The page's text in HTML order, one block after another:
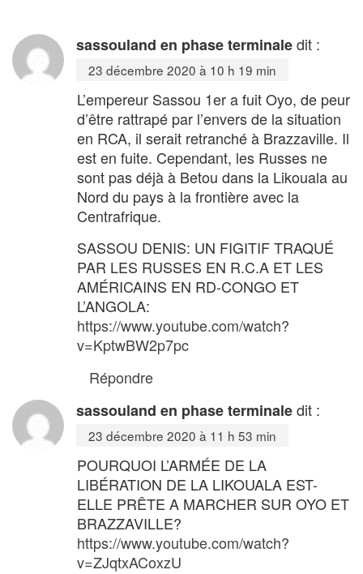
sassouland en phase terminaledit :
23 décembre 2020 à 10 h 19 min
L’empereur Sassou 1er a fuit Oyo, de peur
d’être rattrapé par l’envers de la situation
en RCA, il serait retranché à Brazzaville. Il
est en fuite. Cependant, les Russes ne
sont pas déjà à Betou dans la Likouala au
Nord du pays à la frontière avec la
Centrafrique.
SASSOU DENIS: UN FIGITIF TRAQUÉ
PAR LES RUSSES EN R.C.A ET LES
AMÉRICAINS EN RD-CONGO ET
L’ANGOLA:
https://www.youtube.com/watch?
v=KptwBW2p7pc
Répondre
sassouland en phase terminaledit :
23 décembre 2020 à 11 h 53 min
POURQUOI L’ARMÉE DE LA
LIBÉRATION DE LA LIKOUALA EST-
ELLE PRÊTE A MARCHER SUR OYO ET
BRAZZAVILLE?
https://www.youtube.com/watch?
v=ZJqtxACoxzU